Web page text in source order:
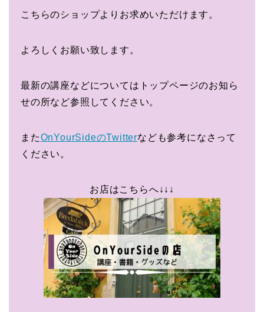
こちらのショップよりお求めいただけます。
よろしくお願い致します。
最新の講座などについてはトップページのお知ら
せの所など参照してください。
またOnYourSideのTwitterなども参考になさって
ください。
お店はこちらへ↓↓↓